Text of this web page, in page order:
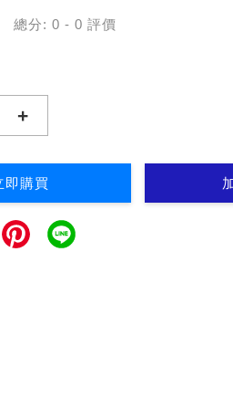
總分:0 -0 評價
+
即購買